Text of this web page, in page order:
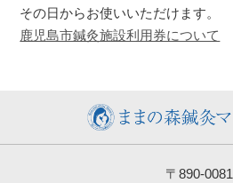
その日からお使いいただけます。
鹿児島市鍼灸施設利用券について
〒890-0081